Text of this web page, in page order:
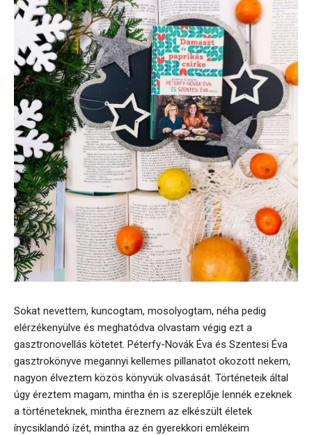
Sokat nevettem, kuncogtam, mosolyogtam, néha pedig
elérzékenyülve és meghatódva olvastam végig ezt a
gasztronovellás kötetet. Péterfy-Novák Éva és Szentesi Éva
gasztrokönyve megannyi kellemes pillanatot okozott nekem,
nagyon élveztem közös könyvük olvasását. Történeteik által
úgy éreztem magam, mintha én is szereplője lennék ezeknek
a történeteknek, mintha éreznem az elkészült életek
ínycsiklandó ízét, mintha az én gyerekkori emlékeim